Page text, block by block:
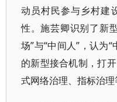
动员村民参与乡村建
性。施芸卿识别了新
场”与“中间人”，认为
的新型接合机制，打
式网络治理、指标治理